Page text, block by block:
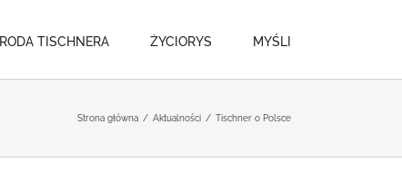
TISCHNERA ŻYCIORYS MYŚLI
Strona główna / Aktualności / Tischner o Polsce